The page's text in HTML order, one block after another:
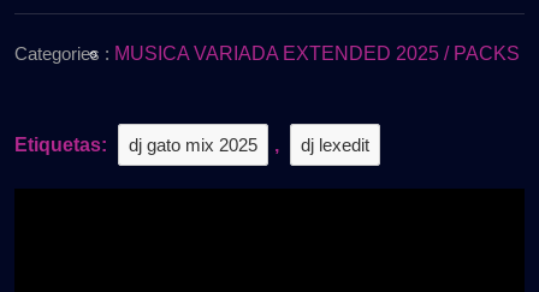
2025
DJ
Categories : MUSICA VARIADA EXTENDED 2025 / PACKS
Etiquetas: dj gato mix 2025 , dj lexedit